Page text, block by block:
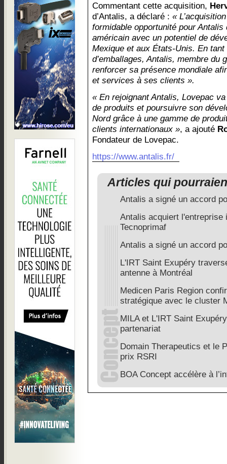
Commentant cette acquisition,
d’Antalis, a déclaré : «
formidable opportunité pour
américain avec un potentiel de
Mexique et aux États-Unis. En
d’emballages, Antalis, membre du
renforcer sa présence mondiale
et services à ses clients ».
« En rejoignant Antalis, Lovepac
de produits et poursuivre son
Nord grâce à une gamme de
clients internationaux », a ajouté
Fondateur de Lovepac.
https://www.antalis.fr/
Articles qui
Antalis a signé un accord
Antalis acquiert l'entreprise
Tecnoprimaf
Antalis a signé un accord
L'IRT Saint Exupéry
antenne à Montréal
Medicen Paris Region
stratégique avec le cluster
MILA et L'IRT Saint
partenariat
Domain Therapeutics et le
prix RSRI
BOA Concept accélère à